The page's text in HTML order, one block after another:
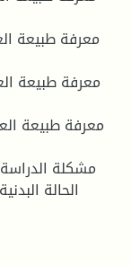
مشكلة
الحالة